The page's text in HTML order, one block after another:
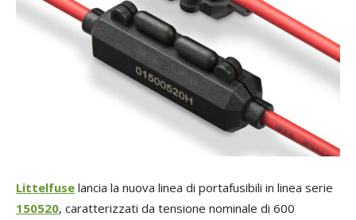
Littelfuse lancia la nuova linea di portafusibili in linea serie
150520, caratterizzati da tensione nominale di 600